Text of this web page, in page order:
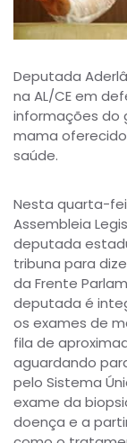
Deputada
na AL/CE em
informações do
mama
saúde.
Nesta quarta-
Assembleia
deputada
tribuna para
da Frente
deputada é
os exames de
fila de
aguardando
pelo Sistema
exame da
doença e a